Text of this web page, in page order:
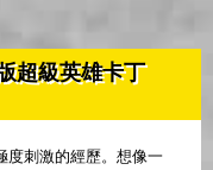
超級英雄卡丁
度刺激的經歷。想像一